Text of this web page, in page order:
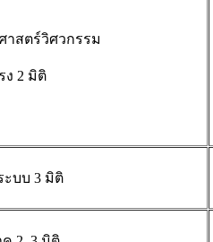
สตร์วิศวกรรม
ง 2 มิติ
ะบบ 3 มิติ